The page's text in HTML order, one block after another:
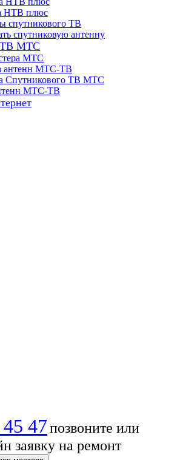
НТВ плюс
спутникового ТВ
спутниковую антенну
ТВ МТС
МТС
антенн МТС-ТВ
Спутникового ТВ МТС
МТС-ТВ
47позвоните или
заявку на ремонт